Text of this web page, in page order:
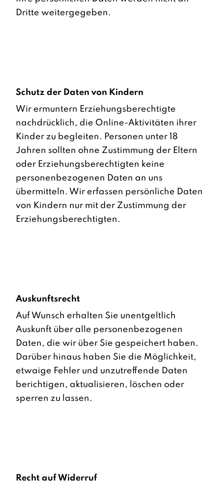
Dritte weitergegeben.
Schutz der Daten von Kindern
Wir ermuntern Erziehungsberechtigte
nachdrücklich, die Online-Aktivitäten ihrer
Kinder zu begleiten. Personen unter 18
Jahren sollten ohne Zustimmung der Eltern
oder Erziehungsberechtigten keine
personenbezogenen Daten an uns
übermitteln. Wir erfassen persönliche Daten
von Kindern nur mit der Zustimmung der
Erziehungsberechtigten.
Auskunftsrecht
Auf Wunsch erhalten Sie unentgeltlich
Auskunft über alle personenbezogenen
Daten, die wir über Sie gespeichert haben.
Darüber hinaus haben Sie die Möglichkeit,
etwaige Fehler und unzutreffende Daten
berichtigen, aktualisieren, löschen oder
sperren zu lassen.
Recht auf Widerruf